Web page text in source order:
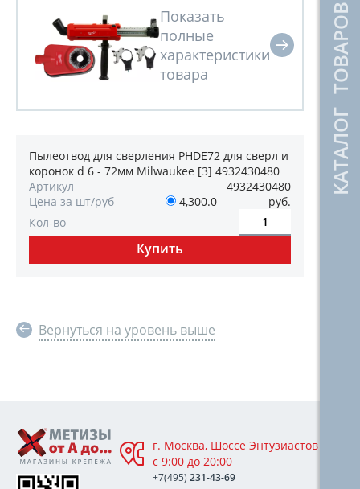
КАТАЛОГ ТОВАРОВ
Пылеотвод для сверления PHDE72 для сверл и
коронок d 6 - 72мм Milwaukee [3] 4932430480
Артикул
4932430480
Цена за шт/руб
4,300.0
руб.
Кол-во
Вернуться на уровень выше
г. Москва, Шоссе Энтузиастов 76А,
с 9:00 до 20:00
+7(495) 231-43-69